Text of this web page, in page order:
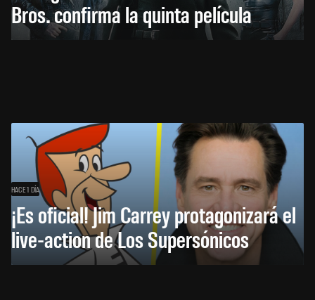
Bros. confirma la quinta película
HACE 1 DÍA
¡Es oficial! Jim Carrey protagonizará el
live-action de Los Supersónicos